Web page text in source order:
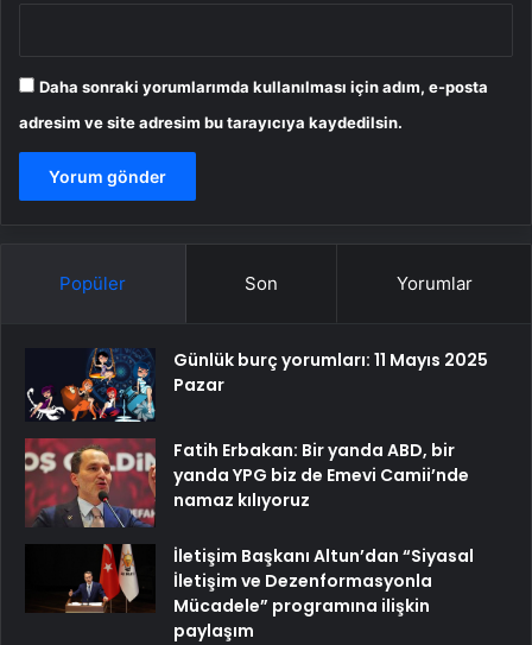
Daha sonraki yorumlarımda kullanılması için adım, e-posta
adresim ve site adresim bu tarayıcıya kaydedilsin.
Popüler Son Yorumlar
Günlük burç yorumları: 11 Mayıs 2025
Pazar
Fatih Erbakan: Bir yanda ABD, bir
yanda YPG biz de Emevi Camii’nde
namaz kılıyoruz
İletişim Başkanı Altun’dan “Siyasal
İletişim ve Dezenformasyonla
Mücadele” programına ilişkin
paylaşım